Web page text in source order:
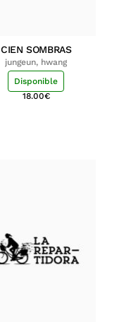
CIEN SOMBRAS
jungeun, hwang
Disponible
18.00€